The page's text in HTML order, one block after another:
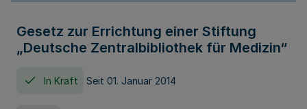
Gesetz zur Errichtung einer Stiftung
„Deutsche Zentralbibliothek für Medizin“
In Kraft Seit 01. Januar 2014